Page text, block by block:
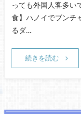
っても外国人客多い
食】ハノイでブンチ
るダ…
続きを読む